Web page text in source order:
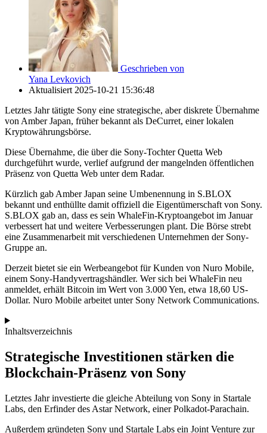
Geschrieben von
Yana Levkovich
Aktualisiert 2025-10-21 15:36:48
Letztes Jahr tätigte Sony eine strategische, aber diskrete Übernahme
von Amber Japan, früher bekannt als DeCurret, einer lokalen
Kryptowährungsbörse.
Diese Übernahme, die über die Sony-Tochter Quetta Web
durchgeführt wurde, verlief aufgrund der mangelnden öffentlichen
Präsenz von Quetta Web unter dem Radar.
Kürzlich gab Amber Japan seine Umbenennung in S.BLOX
bekannt und enthüllte damit offiziell die Eigentümerschaft von Sony.
S.BLOX gab an, dass es sein WhaleFin-Kryptoangebot im Januar
verbessert hat und weitere Verbesserungen plant. Die Börse strebt
eine Zusammenarbeit mit verschiedenen Unternehmen der Sony-
Gruppe an.
Derzeit bietet sie ein Werbeangebot für Kunden von Nuro Mobile,
einem Sony-Handyvertragshändler. Wer sich bei WhaleFin neu
anmeldet, erhält Bitcoin im Wert von 3.000 Yen, etwa 18,60 US-
Dollar. Nuro Mobile arbeitet unter Sony Network Communications.
Inhaltsverzeichnis
Strategische Investitionen stärken die
Blockchain-Präsenz von Sony
Letztes Jahr investierte die gleiche Abteilung von Sony in Startale
Labs, den Erfinder des Astar Network, einer Polkadot-Parachain.
Außerdem gründeten Sony und Startale Labs ein Joint Venture zur